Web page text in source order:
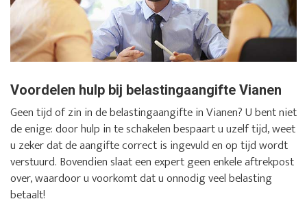
Voordelen hulp bij belastingaangifte Vianen
Geen tijd of zin in de belastingaangifte in Vianen? U bent niet
de enige: door hulp in te schakelen bespaart u uzelf tijd, weet
u zeker dat de aangifte correct is ingevuld en op tijd wordt
verstuurd. Bovendien slaat een expert geen enkele aftrekpost
over, waardoor u voorkomt dat u onnodig veel belasting
betaalt!